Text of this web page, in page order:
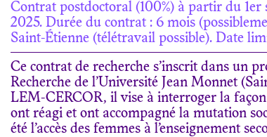
Contrat postdoctoral (100%) à partir du
2025. Durée du contrat : 6 mois
Saint-Étienne (télétravail possible). Date
Ce contrat de recherche s’inscrit dans un
Recherche de l’Université Jean Monnet
LEM-CERCOR, il vise à interroger la
ont réagi et ont accompagné la mutation
été l’accès des femmes à l’enseignement